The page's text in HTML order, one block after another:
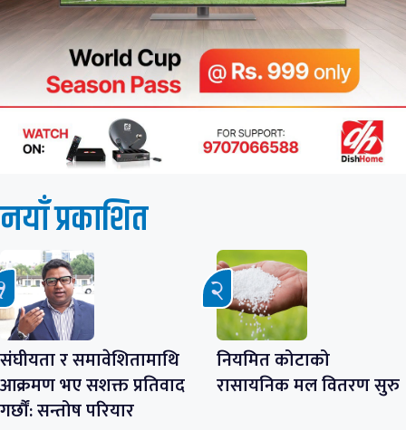
नयाँ प्रकाशित
संघीयता र समावेशितामाथि
आक्रमण भए सशक्त प्रतिवाद
गर्छौं: सन्तोष परियार
नियमित कोटाको
रासायनिक मल वितरण सुरु